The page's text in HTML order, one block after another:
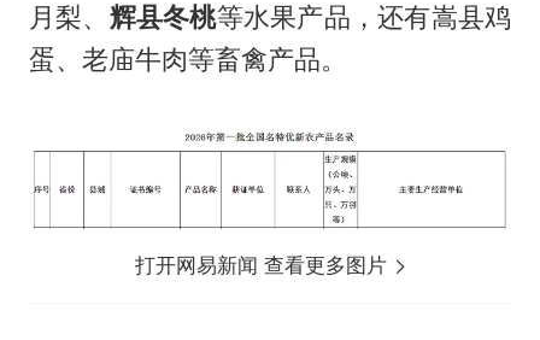
月梨、 辉县冬桃等水果产品，还有嵩县鸡
蛋、老庙牛肉等畜禽产品。
打开网易新闻 查看更多图片